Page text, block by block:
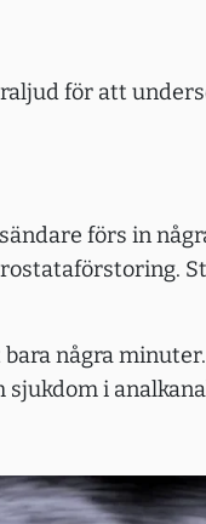
för att
förs in
några
i